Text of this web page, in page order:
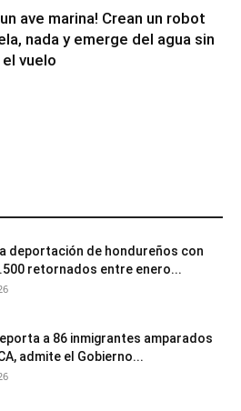
un ave marina! Crean un robot
nada y emerge del agua sin
vuelo
deportación de hondureños con
retornados entre enero...
a 86 inmigrantes amparados
admite el Gobierno...